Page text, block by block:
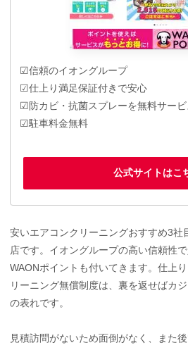
☑信頼のイオングループ
☑仕上り満足保証付きで安心
☑防カビ・抗菌スプレーを無料サービ
☑駐車料金無料
公式サイトはこ
安いエアコンクリーニングおすすめ3社
店です。イオングループの高い信頼性
WAONポイントも付いてきます。仕上
リーニング無償制度は、裏を返せばカ
の表れです。
見積訪問がないため面倒がなく、また